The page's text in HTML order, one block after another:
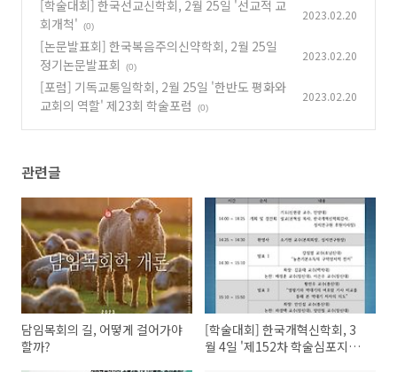
[학술대회] 한국선교신학회, 2월 25일 '선교적 교
회개척'
(0)
2023.02.20
[논문발표회] 한국복음주의신약학회, 2월 25일
정기논문발표회
(0)
2023.02.20
[포럼] 기독교통일학회, 2월 25일 '한반도 평화와
교회의 역할' 제23회 학술포럼
(0)
2023.02.20
관련글
담임목회의 길, 어떻게 걸어가야
할까?
[학술대회] 한국개혁신학회, 3
월 4일 '제152차 학술심포지엄'